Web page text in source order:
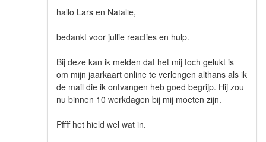
hallo Lars en Natalie,
bedankt voor jullie reacties en hulp.
Bij deze kan ik melden dat het mij toch gelukt is
om mijn jaarkaart online te verlengen althans als ik
de mail die ik ontvangen heb goed begrijp. Hij zou
nu binnen 10 werkdagen bij mij moeten zijn.
Pffff het hield wel wat in.